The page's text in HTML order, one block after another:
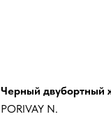
Черный двубортный
PORIVAY N.